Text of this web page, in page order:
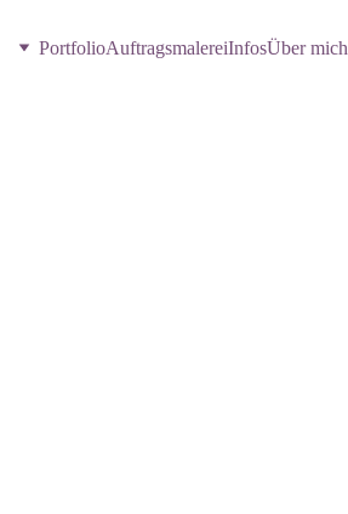
PortfolioAuftragsmalereiInfosÜber mich